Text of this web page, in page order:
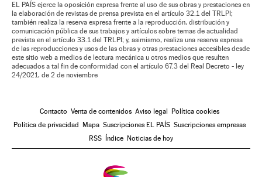
EL PAÍS ejerce la oposición expresa frente al uso de sus obras y prestaciones en
la elaboración de revistas de prensa prevista en el artículo 32.1 del TRLPI;
también realiza la reserva expresa frente a la reproducción, distribución y
comunicación pública de sus trabajos y artículos sobre temas de actualidad
prevista en el artículo 33.1 del TRLPI; y, asimismo, realiza una reserva expresa
de las reproducciones y usos de las obras y otras prestaciones accesibles desde
este sitio web a medios de lectura mecánica u otros medios que resulten
adecuados a tal fin de conformidad con el artículo 67.3 del Real Decreto - ley
24/2021, de 2 de noviembre
Contacto Venta de contenidos Aviso legal
Política cookies
Política de privacidad
Mapa Suscripciones EL PAÍS Suscripciones empresas
RSS
Índice Noticias de hoy